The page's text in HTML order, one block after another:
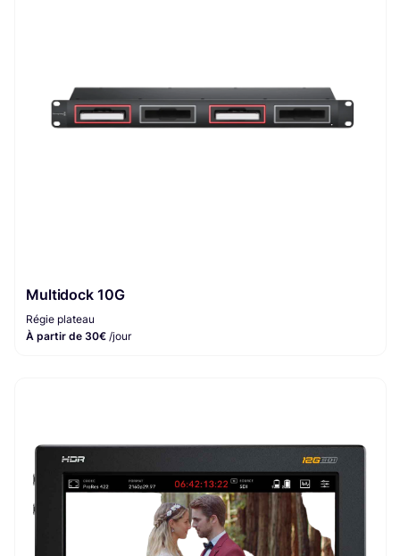
Multidock 10G
Régie plateau
À partir de 30€ /jour